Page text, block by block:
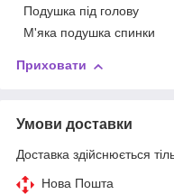
Подушка під голову
М'яка подушка спинки
Приховати
Умови доставки
Доставка здійснюється
Нова Пошта